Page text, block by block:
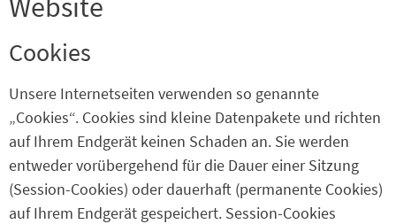
Cookies
Unsere Internetseiten verwenden so genannte
„Cookies“. Cookies sind kleine Datenpakete und richten
auf Ihrem Endgerät keinen Schaden an. Sie werden
entweder vorübergehend für die Dauer einer Sitzung
(Session-Cookies) oder dauerhaft (permanente Cookies)
auf Ihrem Endgerät gespeichert. Session-Cookies